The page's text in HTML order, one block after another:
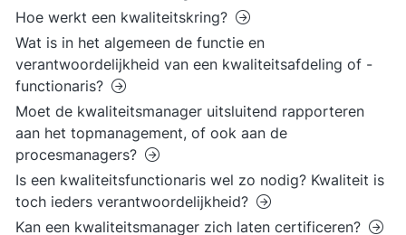
Hoe werkt een kwaliteitskring?
Wat is in het algemeen de functie en
verantwoordelijkheid van een kwaliteitsafdeling of -
functionaris?
Moet de kwaliteitsmanager uitsluitend rapporteren
aan het topmanagement, of ook aan de
procesmanagers?
Is een kwaliteitsfunctionaris wel zo nodig? Kwaliteit is
toch ieders verantwoordelijkheid?
Kan een kwaliteitsmanager zich laten certificeren?